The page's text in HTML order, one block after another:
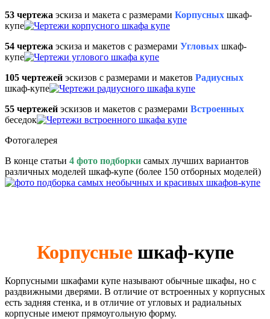
53 чертежа эскиза и макета с размерами Корпусных шкаф-
купе
54 чертежа эскиза и макетов с размерами Угловых шкаф-
купе
105 чертежей эскизов с размерами и макетов Радиусных
шкаф-купе
55 чертежей эскизов и макетов с размерами Встроенных
беседок
Фотогалерея
В конце статьи 4 фото подборки самых лучших вариантов
различных моделей шкаф-купе (более 150 отборных моделей)
Корпусныешкаф-купе
Корпусными шкафами купе называют обычные шкафы, но с
раздвижными дверями. В отличие от встроенных у корпусных
есть задняя стенка, и в отличие от угловых и радиальных
корпусные имеют прямоугольную форму.